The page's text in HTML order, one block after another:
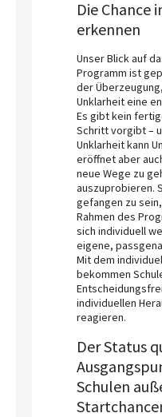
Die Chance
erkennen
Unser Blick auf
Programm ist
der
Unklarheit eine
Es gibt kein
Schritt vorgibt –
Unklarheit kann
eröffnet aber
neue Wege zu
auszuprobieren.
gefangen zu
Rahmen des
sich individuell
eigene,
Mit dem
bekommen
individuellen
reagieren.
Der Status
Schulen